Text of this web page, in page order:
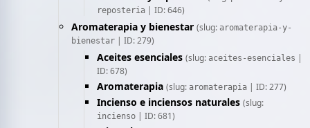
reposteria | ID: 646)
Aromaterapia y bienestar (slug: aromaterapia-y-
bienestar | ID: 279)
Aceites esenciales (slug: aceites-esenciales |
ID: 678)
Aromaterapia (slug: aromaterapia | ID: 277)
Incienso e inciensos naturales (slug:
incienso | ID: 681)